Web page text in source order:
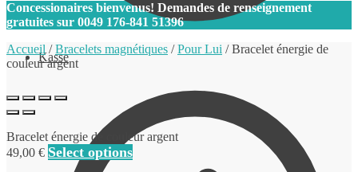
Kasse
Concessionaires bienvenus! Demandes de renseignement
gratuites sur 0049 176-841 51396
Accueil /Bracelets magnétiques /Pour Lui /Bracelet énergie de
couleur argent
Bracelet énergie de couleur argent
49,00 € Select options